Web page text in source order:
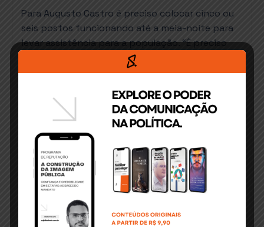
Para Augusto Castro é preciso colocar cinco ou
seis postos funcionando até a meia-noite para
levar assistência para a população. “É preciso
cuidar da Saúde do nosso povo,” enfatizou. Ele
afirmou que vai investir acima dos 15% do que
área da saúde.
“O Hospital de Base Luís Eduardo Magalhães vai
ampliar leitos de UTI Covid 19 e clínicos e gerar
novos serviços, inclusive na Psiquiatria”, lembrou.
Também reafirmou o compromisso de ampliar o
atendimento nos hospitais da Santa Casa de
Misericórdia de Itabuna para atendimento à
pediatria e a pacientes Covid-19, nos hospitais